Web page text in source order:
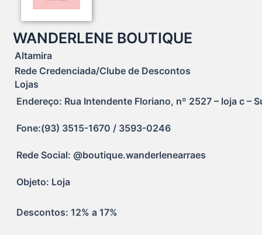
WANDERLENE BOUTIQUE
Altamira
Rede Credenciada/Clube de Descontos
Lojas
Endereço: Rua Intendente Floriano, nº 2527 – loja c –
Fone:(93) 3515-1670 / 3593-0246
Rede Social: @boutique.wanderlenearraes
Objeto: Loja
Descontos: 12% a 17%